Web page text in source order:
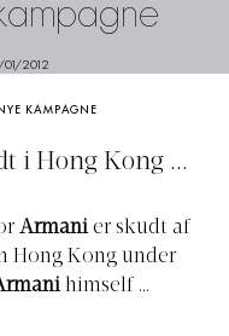
01/2012
KAMPAGNE
i Hong Kong ...
Armani er skudt af
Hong Kong under
himself …